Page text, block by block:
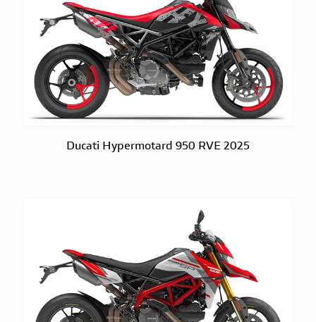
Ducati Hypermotard 950 RVE 2025